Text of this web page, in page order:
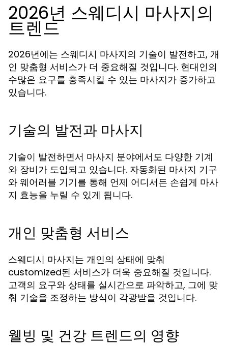
2026년 스웨디시 마사지의
트렌드
2026년에는 스웨디시 마사지의 기술이 발전하고, 개
인 맞춤형 서비스가 더 중요해질 것입니다. 현대인의
수많은 요구를 충족시킬 수 있는 마사지가 증가하고
있습니다.
기술의 발전과 마사지
기술이 발전하면서 마사지 분야에서도 다양한 기계
와 장비가 도입되고 있습니다. 자동화된 마사지 기구
와 웨어러블 기기를 통해 언제 어디서든 손쉽게 마사
지 효능을 누릴 수 있게 됩니다.
개인 맞춤형 서비스
스웨디시 마사지는 개인의 상태에 맞춰
customized된 서비스가 더욱 중요해질 것입니다.
고객의 요구와 상태를 실시간으로 파악하고, 그에 맞
춰 기술을 조정하는 방식이 각광받을 것입니다.
웰빙 및 건강 트렌드의 영향